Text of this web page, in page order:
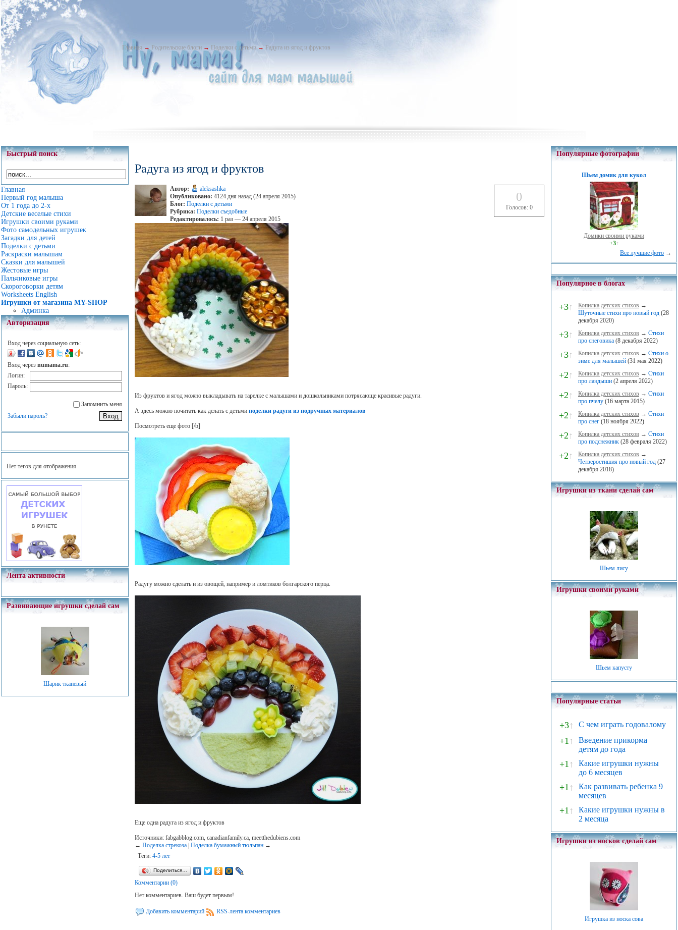
Главная → Родительские блоги → Поделки с детьми → Радуга из ягод и фруктов
Быстрый поиск
Главная
Первый год малыша
От 1 года до 2-х
Детские веселые стихи
Игрушки своими руками
Фото самодельных игрушек
Загадки для детей
Поделки с детьми
Раскраски малышам
Сказки для малышей
Жестовые игры
Пальчиковые игры
Скороговорки детям
Worksheets English
Игрушки от магазина MY-SHOP
Админка
Авторизация
Вход через социальную сеть:
Вход через numama.ru:
Логин:
Пароль:
Запомнить меня
Забыли пароль?
Нет тегов для отображения
Лента активности
Развивающие игрушки сделай сам
Шарик тканевый
Радуга из ягод и фруктов
Автор:
aleksashka
Опубликовано: 4124 дня назад (24 апреля 2015)
Блог: Поделки с детьми
Рубрика: Поделки съедобные
Редактировалось: 1 раз — 24 апреля 2015
0
Голосов: 0
Из фруктов и ягод можно выкладывать на тарелке с малышами и дошкольниками потрясающе красивые радуги.
А здесь можно почитать как делать с детьмиподелки радуги из подручных материалов
Посмотреть еще фото [/b]
Радугу можно сделать и из овощей, например и ломтиков болгарского перца.
Еще одна радуга из ягод и фруктов
Источники: fabgabblog.com, canadianfamily.ca, meetthedubiens.com
←Поделка стрекоза |Поделка бумажный тюльпан →
Теги:4-5 лет
Поделиться…
Комментарии (0)
Нет комментариев. Ваш будет первым!
Добавить комментарий RSS-лента комментариев
Популярные фотографии
Шьем домик для кукол
Домики своими руками
+3↑
Все лучшие фото →
Популярное в блогах
+3↑ Копилка детских стихов →
Шуточные стихи про новый год (28
декабря 2020)
+3↑ Копилка детских стихов → Стихи
про снеговика (8 декабря 2022)
+3↑ Копилка детских стихов → Стихи о
зиме для малышей (31 мая 2022)
+2↑ Копилка детских стихов → Стихи
про ландыши (2 апреля 2022)
+2↑ Копилка детских стихов → Стихи
про пчелу (16 марта 2015)
+2↑ Копилка детских стихов → Стихи
про снег (18 ноября 2022)
+2↑ Копилка детских стихов → Стихи
про подснежник (28 февраля 2022)
+2↑ Копилка детских стихов →
Четверостишия про новый год (27
декабря 2018)
Игрушки из ткани сделай сам
Шьем лису
Игрушки своими руками
Шьем капусту
Популярные статьи
+3↑ С чем играть годовалому
+1↑
Введение прикорма
детям до года
+1↑
Какие игрушки нужны
до 6 месяцев
+1↑
Как развивать ребенка 9
месяцев
+1↑
Какие игрушки нужны в
2 месяца
Игрушки из носков сделай сам
Игрушка из носка сова